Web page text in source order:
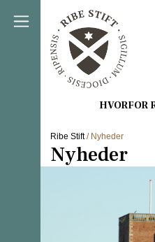
Direkte til indholdet
Ribe Stift/ Nyheder
Nyheder